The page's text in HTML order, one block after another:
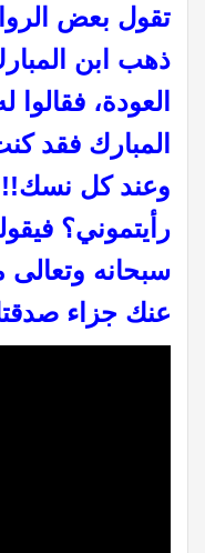
تقول بعض
ذهب ابن
العودة،
المبارك فقد
وعند كل
رأيتموني؟
سبحانه
عنك جزاء